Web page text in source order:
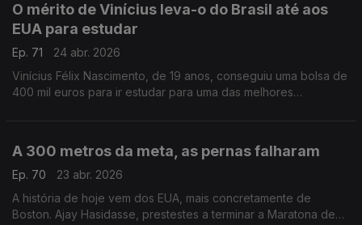
O mérito de Vinícius leva-o do Brasil até aos
EUA para estudar
Ep. 71
24 abr. 2026
Vinícius Félix Nascimento, de 19 anos, conseguiu uma bolsa de
400 mil euros para ir estudar para uma das melhores
A 300 metros da meta, as pernas falharam
Ep. 70
23 abr. 2026
A história de hoje vem dos EUA, mais concretamente de
Boston. Ajay Hasidasse, prestestes a terminar a Maratona de